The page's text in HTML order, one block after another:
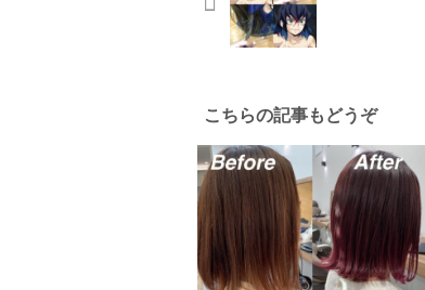
こちらの記事もどうぞ